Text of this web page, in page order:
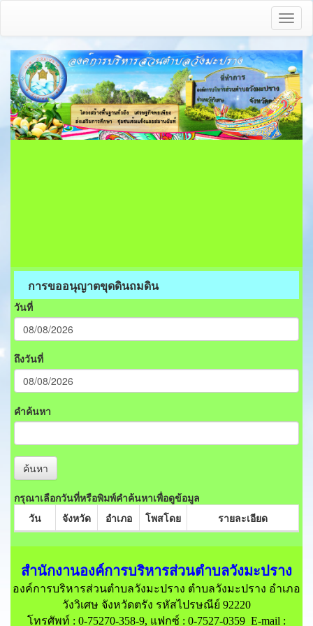
การขออนุญาตขุดดินถมดิน
วันที่
ถึงวันที่
คำค้นหา
ค้นหา
กรุณาเลือกวันที่หรือพิมพ์คำค้นหาเพื่อดูข้อมูล
วัน
จังหวัด อำเภอ โพสโดย รายละเอียด
สำนักงานองค์การบริหารส่วนตำบลวังมะปราง
องค์การบริหารส่วนตำบลวังมะปราง ตำบลวังมะปราง อำเภอ
วังวิเศษ จังหวัดตรัง รหัสไปรษณีย์ 92220
โทรศัพท์ : 0-75270-358-9, แฟกซ์ : 0-7527-0359 E-mail :